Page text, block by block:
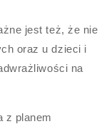
jest też, że nie
oraz u dzieci i
na
z planem